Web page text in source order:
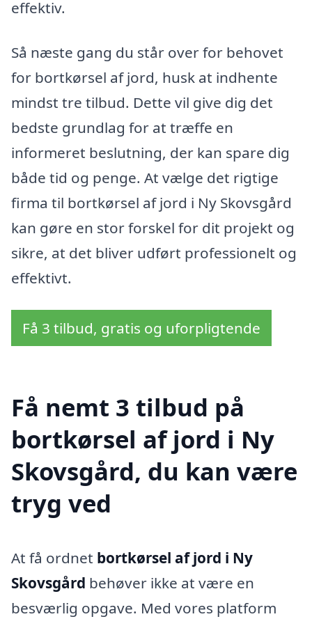
effektiv.
Så næste gang du står over for behovet
for bortkørsel af jord, husk at indhente
mindst tre tilbud. Dette vil give dig det
bedste grundlag for at træffe en
informeret beslutning, der kan spare dig
både tid og penge. At vælge det rigtige
firma til bortkørsel af jord i Ny Skovsgård
kan gøre en stor forskel for dit projekt og
sikre, at det bliver udført professionelt og
effektivt.
Få 3 tilbud, gratis og uforpligtende
Få nemt 3 tilbud på
bortkørsel af jord i Ny
Skovsgård, du kan være
tryg ved
At få ordnet bortkørsel af jord i Ny
Skovsgård behøver ikke at være en
besværlig opgave. Med vores platform